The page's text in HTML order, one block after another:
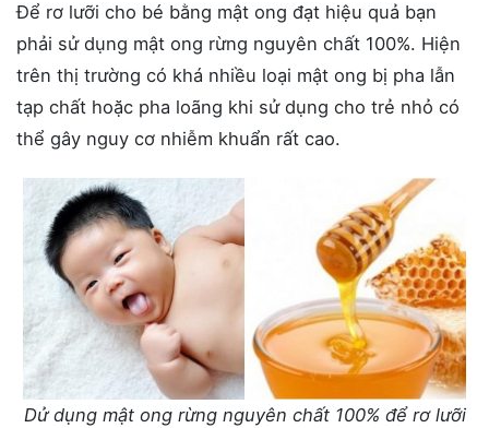
Để rơ lưỡi cho bé bằng mật ong đạt hiệu quả bạn
phải sử dụng mật ong rừng nguyên chất 100%. Hiện
trên thị trường có khá nhiều loại mật ong bị pha lẫn
tạp chất hoặc pha loãng khi sử dụng cho trẻ nhỏ có
thể gây nguy cơ nhiễm khuẩn rất cao.
Dử dụng mật ong rừng nguyên chất 100% để rơ lưỡi